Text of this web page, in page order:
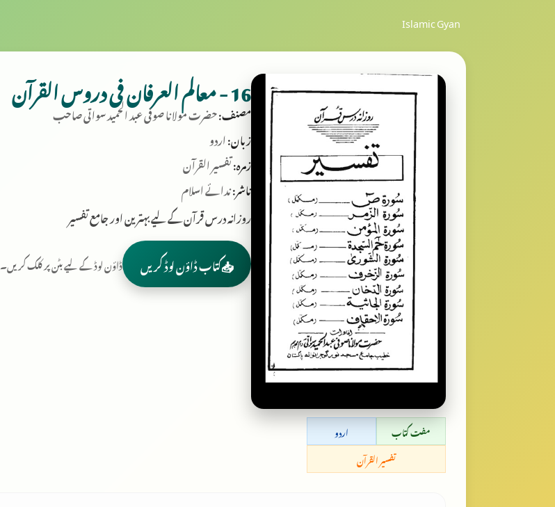
Islamic Gyan
مفت کتاب
اردو
تفسیر القرآن
16 - معالم العرفان فی دروس القرآن
مصنف:حضرت مولانا صوفی عبد الحمید سواتی صاحب
زبان:اردو
زمرہ:تفسیر القرآن
ناشر:ندائے اسلام
روزانہ درس قرآن کے لیے بہترین اور جامع تفسیر
📥کتاب ڈاؤن لوڈ کریں ڈاؤن لوڈ کے لیے بٹن پر کلک کریں۔